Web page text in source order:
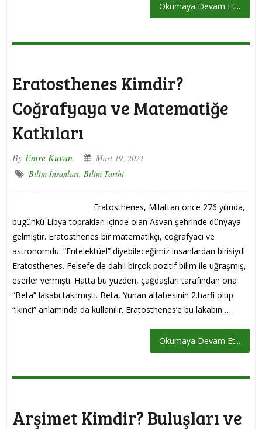
Okumaya Devam Et...
Eratosthenes Kimdir?
Coğrafyaya ve Matematiğe
Katkıları
By Emre Kuvan
Mart 19, 2021
Bilim İnsanları, Bilim Tarihi
Eratosthenes, Milattan önce 276 yılında,
bugünkü Libya toprakları içinde olan Asvan şehrinde dünyaya
gelmiştir. Eratosthenes bir matematikçi, coğrafyacı ve
astronomdu. “Entelektüel” diyebileceğimiz insanlardan birisiydi
Eratosthenes. Felsefe de dahil birçok pozitif bilim ile uğraşmış,
eserler vermişti. Hatta bu yüzden, çağdaşları tarafından ona
“Beta” lakabı takılmıştı. Beta, Yunan alfabesinin 2.harfi olup
“ikinci” anlamında da kullanılır. Eratosthenes’e bu lakabın …
Okumaya Devam Et...
Arşimet Kimdir? Buluşları ve